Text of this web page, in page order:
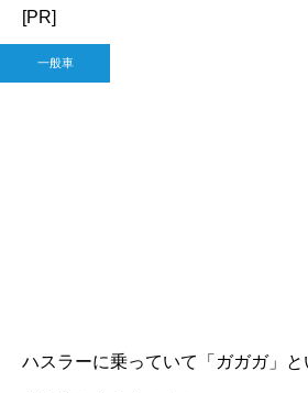
[PR]
一般車
ハスラーに乗っていて「ガガガ」